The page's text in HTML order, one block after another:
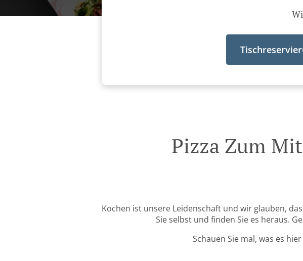
Pizza Zum
Kochen ist unsere Leidenschaft und wir glauben,
Sie selbst und finden Sie es heraus.
Schauen Sie mal, was es